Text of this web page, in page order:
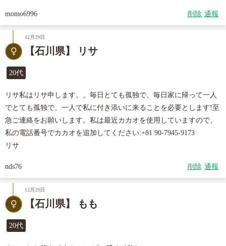
momo6996 削除 通報
12月29日
【石川県】 リサ
20代
リサ私はリサ申します。。毎日とても孤独で、毎日家に帰って一人
でとても孤独で、一人で私に付き添いに来ることを必要とします!至
急ご連絡をお願いします。私は最近カカオを使用していますので、
私の電話番号でカカオを追加してください:+81 90-7945-9173
リサ
nds76 削除 通報
12月29日
【石川県】 もも
20代